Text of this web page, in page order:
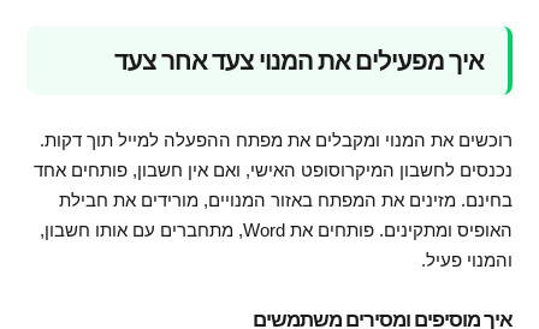
איך מפעילים את המנוי צעד אחר צעד
רוכשים את המנוי ומקבלים את מפתח ההפעלה למייל תוך דקות.
נכנסים לחשבון המיקרוסופט האישי, ואם אין חשבון, פותחים אחד
בחינם. מזינים את המפתח באזור המנויים, מורידים את חבילת
האופיס ומתקינים. פותחים את Word, מתחברים עם אותו חשבון,
והמנוי פעיל.
איך מוסיפים ומסירים משתמשים